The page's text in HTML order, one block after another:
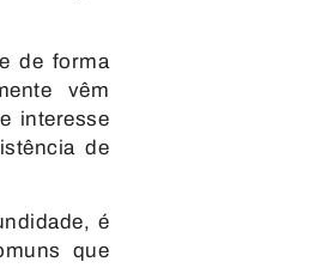
de forma
vêm
interesse
de
é
que